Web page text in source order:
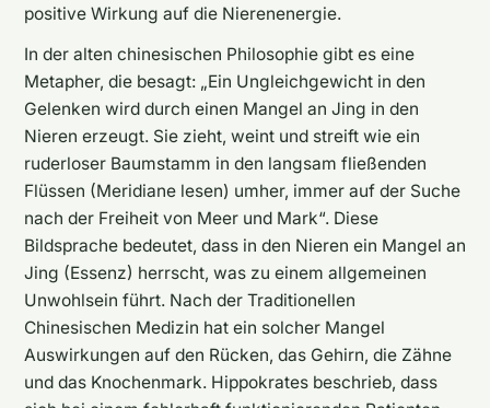
positive Wirkung auf die Nierenenergie.
In der alten chinesischen Philosophie gibt es eine
Metapher, die besagt: „Ein Ungleichgewicht in den
Gelenken wird durch einen Mangel an Jing in den
Nieren erzeugt. Sie zieht, weint und streift wie ein
ruderloser Baumstamm in den langsam fließenden
Flüssen (Meridiane lesen) umher, immer auf der Suche
nach der Freiheit von Meer und Mark“. Diese
Bildsprache bedeutet, dass in den Nieren ein Mangel an
Jing (Essenz) herrscht, was zu einem allgemeinen
Unwohlsein führt. Nach der Traditionellen
Chinesischen Medizin hat ein solcher Mangel
Auswirkungen auf den Rücken, das Gehirn, die Zähne
und das Knochenmark. Hippokrates beschrieb, dass